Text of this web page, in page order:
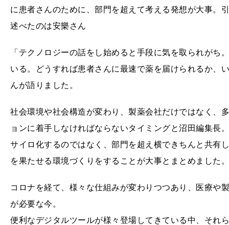
に患者さんのために、部門を超えて考える発想が大事。
述べたのは安樂さん
「テクノロジーの話をし始めると手段に気を取られが
いる。どうすれば患者さんに最速で薬を届けられるか、
んが語りました。
社会環境や社会構造が変わり、製薬会社だけではなく、
ョンに着手しなければならないタイミングと沼田編集長。
サイロ化するのではなく、部門を超え横できちんと共有
を果たせる環境づくりをすることが大事とまとめました。
コロナを経て、様々な仕組みが変わりつつあり、医療や
が必要な今。
便利なデジタルツールが様々登場してきている中、それ